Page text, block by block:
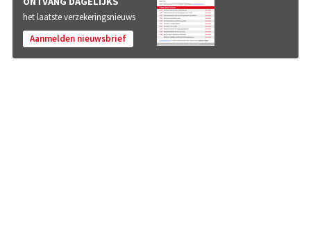
het laatste verzekeringsnieuws
Aanmelden nieuwsbrief